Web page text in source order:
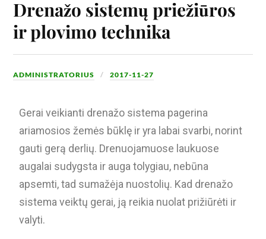
Drenažo sistemų priežiūros
ir plovimo technika
ADMINISTRATORIUS 2017-11-27
Gerai veikianti drenažo sistema pagerina
ariamosios žemės būklę ir yra labai svarbi, norint
gauti gerą derlių. Drenuojamuose laukuose
augalai sudygsta ir auga tolygiau, nebūna
apsemti, tad sumažėja nuostolių. Kad drenažo
sistema veiktų gerai, ją reikia nuolat prižiūrėti ir
valyti.